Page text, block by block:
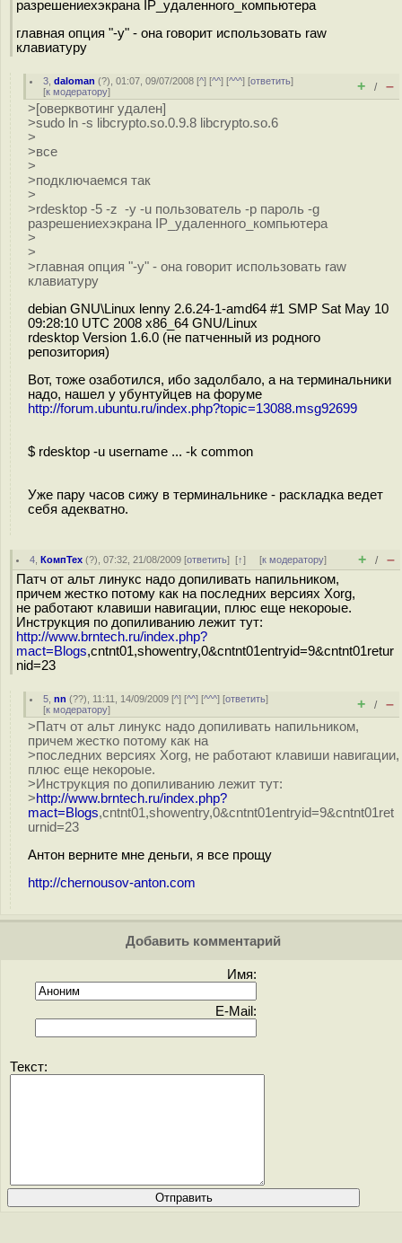
разрешениеxэкрана IP_удаленного_компьютера
главная опция "-y" - она говорит использовать raw
клавиатуру
3 ,daloman (?), 01:07, 09/07/2008 [^] [^^] [^^^] [ответить]
[к модератору] + / –
>[оверквотинг удален]
>sudo ln -s libcrypto.so.0.9.8 libcrypto.so.6
>
>все
>
>подключаемся так
>
>rdesktop -5 -z -y -u пользователь -p пароль -g
разрешениеxэкрана IP_удаленного_компьютера
>
>
>главная опция "-y" - она говорит использовать raw
клавиатуру
debian GNU\Linux lenny 2.6.24-1-amd64 #1 SMP Sat May 10
09:28:10 UTC 2008 x86_64 GNU/Linux
rdesktop Version 1.6.0 (не патченный из родного
репозитория)
Вот, тоже озаботился, ибо задолбало, а на терминальники
надо, нашел у убунтуйцев на форуме
http://forum.ubuntu.ru/index.php?topic=13088.msg92699
$ rdesktop -u username ... -k common
Уже пару часов сижу в терминальнике - раскладка ведет
себя адекватно.
4 ,КомпТех (?), 07:32, 21/08/2009 [ответить][↑] [к модератору] + / –
Патч от альт линукс надо допиливать напильником,
причем жестко потому как на последних версиях Xorg,
не работают клавиши навигации, плюс еще некороые.
Инструкция по допиливанию лежит тут:
http://www.brntech.ru/index.php?
mact=Blogs,cntnt01,showentry,0&cntnt01entryid=9&cntnt01retur
nid=23
5 ,nn (??), 11:11, 14/09/2009 [^] [^^] [^^^] [ответить]
[к модератору] + / –
>Патч от альт линукс надо допиливать напильником,
причем жестко потому как на
>последних версиях Xorg, не работают клавиши навигации,
плюс еще некороые.
>Инструкция по допиливанию лежит тут:
>http://www.brntech.ru/index.php?
mact=Blogs,cntnt01,showentry,0&cntnt01entryid=9&cntnt01ret
urnid=23
Антон верните мне деньги, я все прощу
http://chernousov-anton.com
Добавить комментарий
Имя:
E-Mail:
Текст: